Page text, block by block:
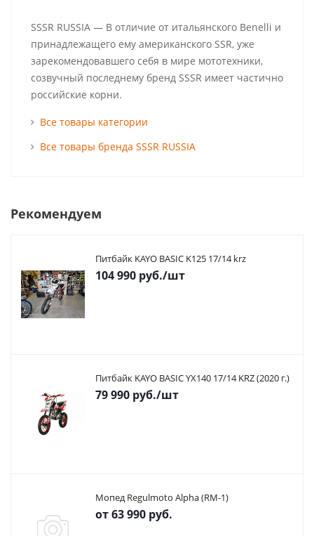
SSSR RUSSIA — В отличие от итальянского Benelli и
принадлежащего ему американского SSR, уже
зарекомендовавшего себя в мире мототехники,
созвучный последнему бренд SSSR имеет частично
российские корни.
Все товары категории
Все товары бренда SSSR RUSSIA
Рекомендуем
Питбайк KAYO BASIC K125 17/14 krz
104 990 руб./шт
Питбайк KAYO BASIC YX140 17/14 KRZ (2020 г.)
79 990 руб./шт
Мопед Regulmoto Alpha (RM-1)
от63 990 руб.